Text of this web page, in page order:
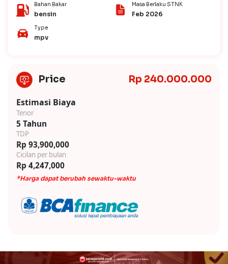
Bahan Bakar
bensin
Masa Berlaku STNK
Feb 2026
Type
mpv
Price Rp 240.000.000
Estimasi Biaya
Tenor
5 Tahun
TDP
Rp 93,900,000
Cicilan per bulan
Rp 4,247,000
*Harga dapat berubah sewaktu-waktu